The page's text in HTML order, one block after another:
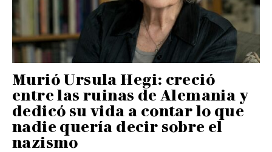
Murió Ursula Hegi: creció
entre las ruinas de Alemania y
dedicó su vida a contar lo que
nadie quería decir sobre el
nazismo